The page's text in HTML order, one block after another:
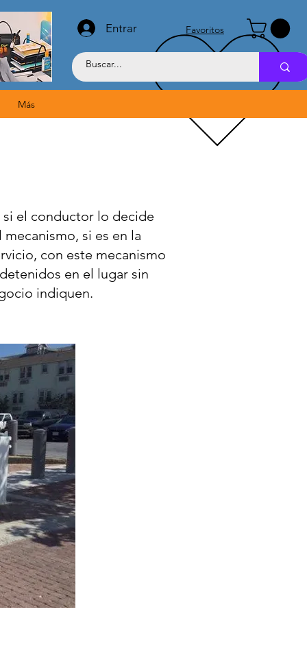
Entrar Favoritos
Más
si el conductor lo decide
si es en la
con este mecanismo
en el lugar sin
indiquen.